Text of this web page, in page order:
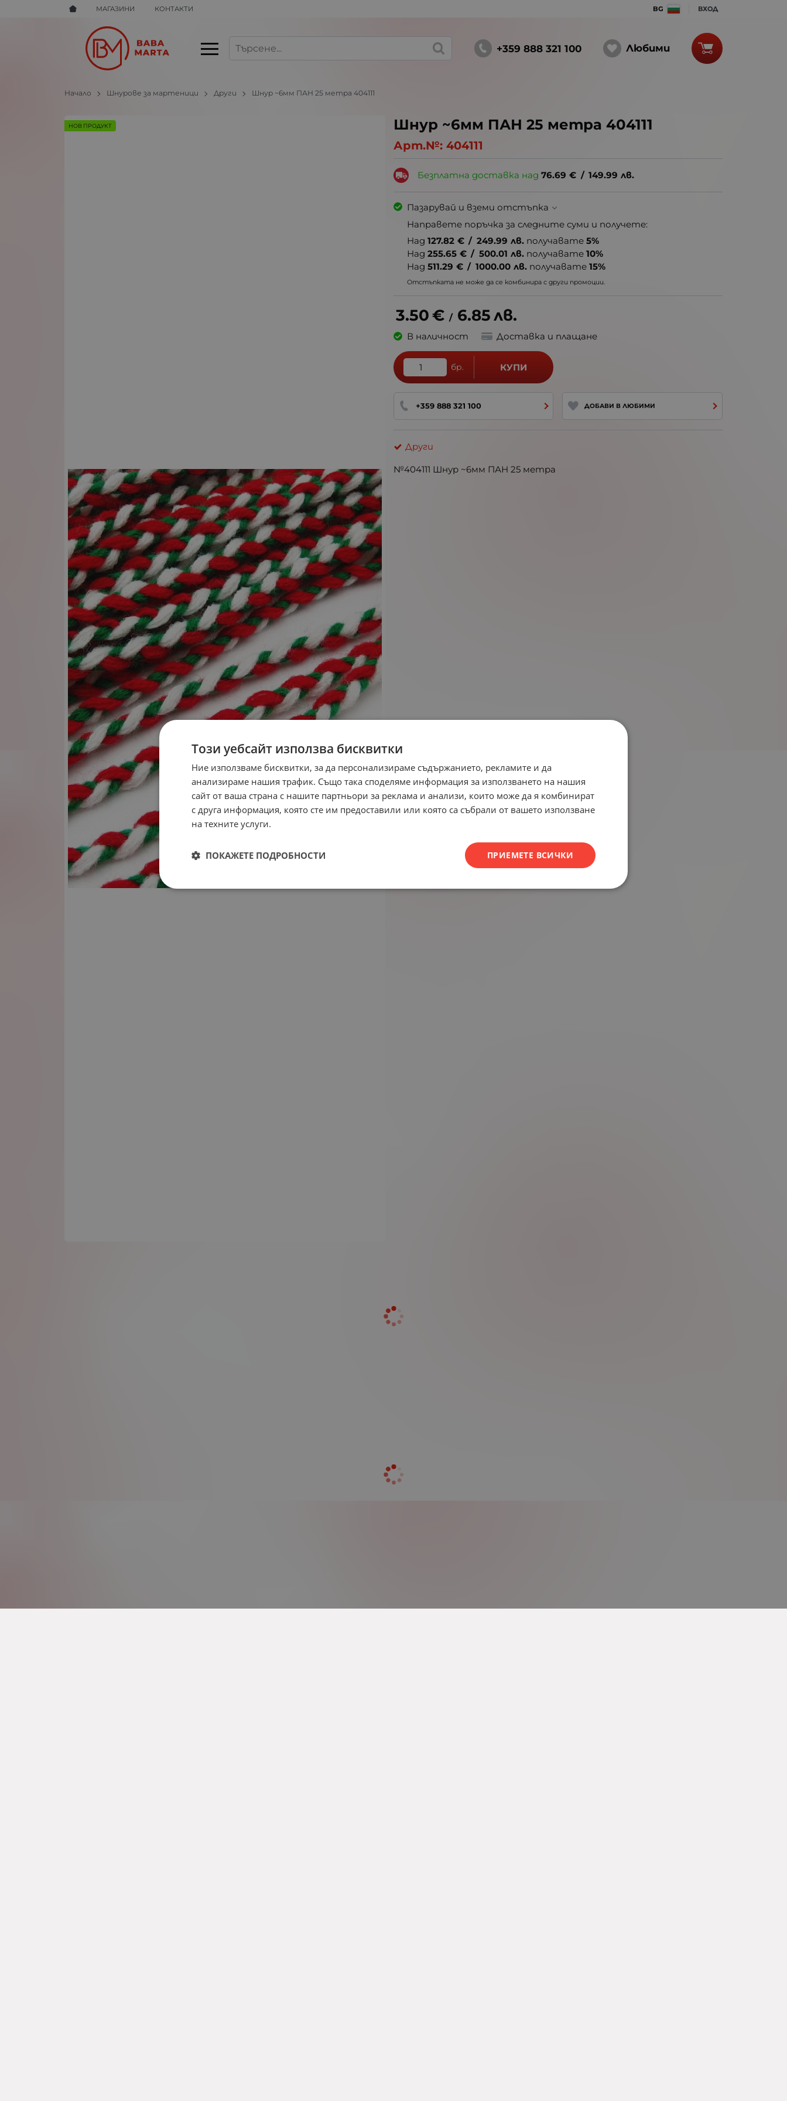
МАГАЗИНИ КОНТАКТИ BG ВХОД
+359 888 321 100 Любими
Начало Шнурове за мартеници Други Шнур ~6мм ПАН 25 метра 404111
Шнур ~6мм ПАН 25 метра 404111
Арт.№: 404111
НОВ ПРОДУКТ
Безплатна доставка над76.69 € / 149.99 лв.
Пазарувай и вземи отстъпка
Направете поръчка за следните суми и получете:
Над 127.82 € / 249.99 лв.получавате 5%
Над 255.65 € / 500.01 лв.получавате 10%
Над 511.29 € / 1000.00 лв.получавате 15%
Отстъпката не може да се комбинира с други промоции.
3.50€ / 6.85лв.
В наличност Доставка и плащане
бр. КУПИ
+359 888 321 100 ДОБАВИ В ЛЮБИМИ
Други
№404111 Шнур ~6мм ПАН 25 метра
Този уебсайт използва бисквитки
Ние използваме бисквитки, за да персонализираме съдържанието, рекламите и да
анализираме нашия трафик. Също така споделяме информация за използването на нашия
сайт от ваша страна с нашите партньори за реклама и анализи, които може да я комбинират
с друга информация, която сте им предоставили или която са събрали от вашето използване
на техните услуги.
ПРИЕМЕТЕ ВСИЧКИ
ПОКАЖЕТЕ ПОДРОБНОСТИ